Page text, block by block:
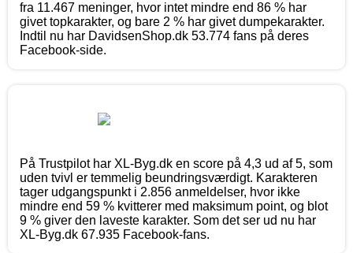
fra 11.467 meninger, hvor intet mindre end 86 % har
givet topkarakter, og bare 2 % har givet dumpekarakter.
Indtil nu har DavidsenShop.dk 53.774 fans på deres
Facebook-side.
På Trustpilot har XL-Byg.dk en score på 4,3 ud af 5, som
uden tvivl er temmelig beundringsværdigt. Karakteren
tager udgangspunkt i 2.856 anmeldelser, hvor ikke
mindre end 59 % kvitterer med maksimum point, og blot
9 % giver den laveste karakter. Som det ser ud nu har
XL-Byg.dk 67.935 Facebook-fans.